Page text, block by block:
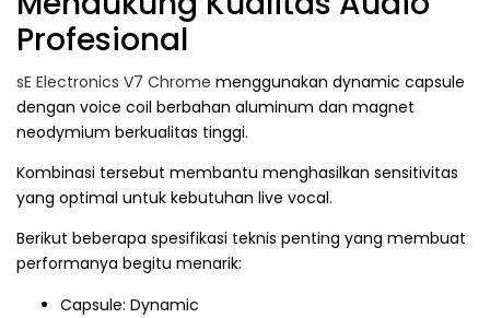
Profesional
sE Electronics V7 Chrome menggunakan dynamic capsule
dengan voice coil berbahan aluminum dan magnet
neodymium berkualitas tinggi.
Kombinasi tersebut membantu menghasilkan sensitivitas
yang optimal untuk kebutuhan live vocal.
Berikut beberapa spesifikasi teknis penting yang membuat
performanya begitu menarik:
Capsule: Dynamic